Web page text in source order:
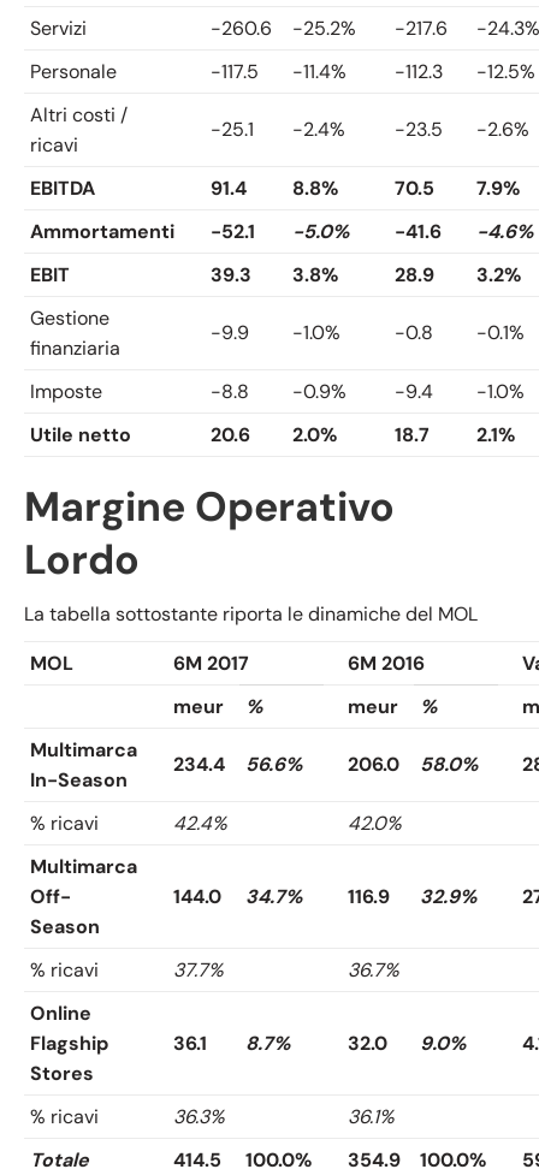
Servizi
-260.6 -25.2% -217.6
-24.3%
Personale
-117.5 -11.4% -112.3
-12.5%
Altri costi /
ricavi
-25.1 -2.4% -23.5 -2.6%
EBITDA 91.4 8.8% 70.5
7.9%
Ammortamenti
-52.1 -5.0% -41.6
-4.6%
EBIT
39.3 3.8% 28.9
3.2%
Gestione
finanziaria
-9.9 -1.0% -0.8 -0.1%
Imposte -8.8 -0.9% -9.4
-1.0%
Utile netto
20.6 2.0% 18.7 2.1%
Margine Operativo
Lordo
La tabella sottostante riporta le dinamiche del MOL
MOL
6M 2017 6M 2016
meur
% meur %
Multimarca
In-Season
234.4 56.6% 206.0 58.0%
% ricavi 42.4%
42.0%
Multimarca
Off-
Season
144.0 34.7% 116.9 32.9%
% ricavi 37.7%
36.7%
Online
Flagship
Stores
36.1 8.7% 32.0 9.0%
% ricavi 36.3%
36.1%
Totale
414.5 100.0% 354.9 100.0%